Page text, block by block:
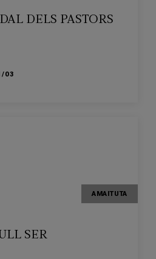
DELS PASTORS
03
AMAITUTA
SER